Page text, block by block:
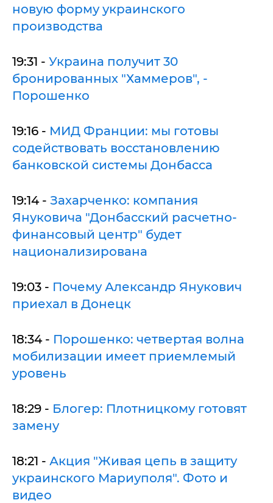
новую форму украинского
производства
19:31 - Украина получит 30
бронированных "Хаммеров", -
Порошенко
19:16 - МИД Франции: мы готовы
содействовать восстановлению
банковской системы Донбасса
19:14 - Захарченко: компания
Януковича "Донбасский расчетно-
финансовый центр" будет
национализирована
19:03 - Почему Александр Янукович
приехал в Донецк
18:34 - Порошенко: четвертая волна
мобилизации имеет приемлемый
уровень
18:29 - Блогер: Плотницкому готовят
замену
18:21 - Акция "Живая цепь в защиту
украинского Мариуполя". Фото и
видео